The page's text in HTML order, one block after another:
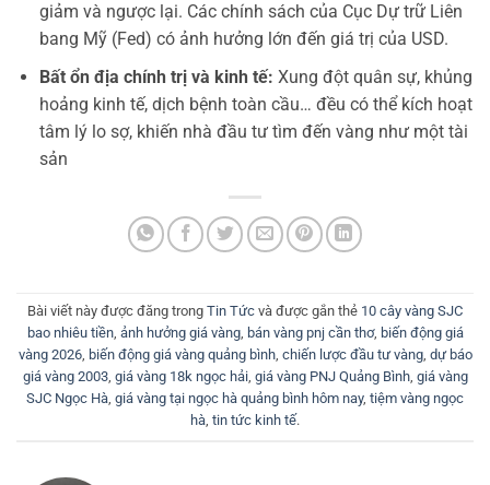
giảm và ngược lại. Các chính sách của Cục Dự trữ Liên
bang Mỹ (Fed) có ảnh hưởng lớn đến giá trị của USD.
Bất ổn địa chính trị và kinh tế: Xung đột quân sự, khủng
hoảng kinh tế, dịch bệnh toàn cầu… đều có thể kích hoạt
tâm lý lo sợ, khiến nhà đầu tư tìm đến vàng như một tài
sản
Bài viết này được đăng trong Tin Tức và được gắn thẻ 10 cây vàng SJC
bao nhiêu tiền, ảnh hưởng giá vàng, bán vàng pnj cần thơ, biến động giá
vàng 2026, biến động giá vàng quảng bình, chiến lược đầu tư vàng, dự báo
giá vàng 2003, giá vàng 18k ngọc hải, giá vàng PNJ Quảng Bình, giá vàng
SJC Ngọc Hà, giá vàng tại ngọc hà quảng bình hôm nay, tiệm vàng ngọc
hà, tin tức kinh tế.